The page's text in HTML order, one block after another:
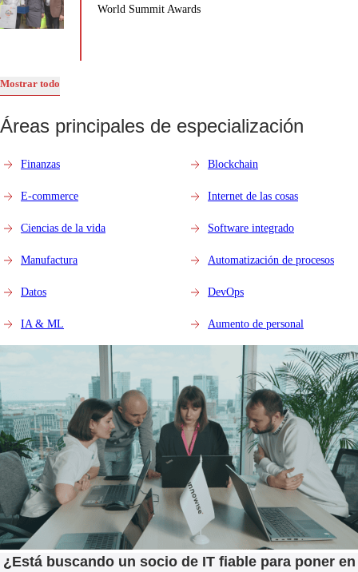
World Summit Awards
Mostrar todo
Áreas principales de especialización
Finanzas
E-commerce
Ciencias de la vida
Manufactura
Datos
IA & ML
Blockchain
Internet de las cosas
Software integrado
Automatización de procesos
DevOps
Aumento de personal
¿Está buscando un socio de IT fiable para poner en